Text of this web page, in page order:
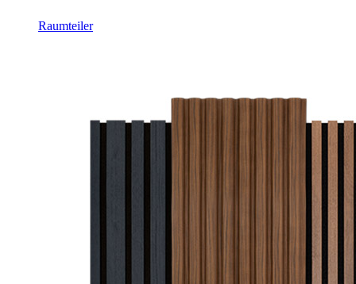
Raumteiler